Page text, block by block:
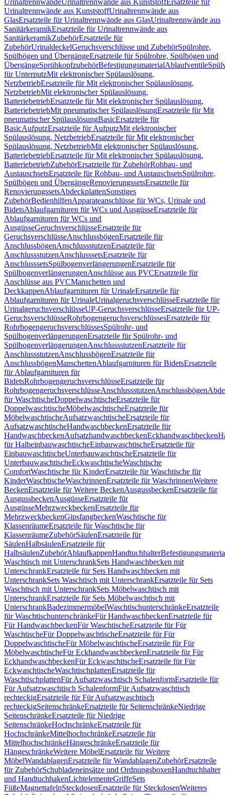
UrinaltrennwändeUrinaltrennwände aus KunststoffErsatzteile für
Urinaltrennwände aus KunststoffUrinaltrennwände aus
GlasErsatzteile für Urinaltrennwände aus GlasUrinaltrennwände aus
SanitärkeramikErsatzteile für Urinaltrennwände aus
SanitärkeramikZubehörErsatzteile für
ZubehörUrinaldeckelGeruchsverschlüsse und ZubehörSpülrohre,
Spülbögen und ÜbergängeErsatzteile für Spülrohre, Spülbögen und
ÜbergängeSprühkopfzubehörBefestigungsmaterialAblaufventile
für UnterputzMit elektronischer Spülauslösung,
NetzbetriebErsatzteile für Mit elektronischer Spülauslösung,
NetzbetriebMit elektronischer Spülauslösung,
BatteriebetriebErsatzteile für Mit elektronischer Spülauslösung,
BatteriebetriebMit pneumatischer SpülauslösungErsatzteile für Mit
pneumatischer SpülauslösungBasicErsatzteile für
BasicAufputzErsatzteile für AufputzMit elektronischer
Spülauslösung, NetzbetriebErsatzteile für Mit elektronischer
Spülauslösung, NetzbetriebMit elektronischer Spülauslösung,
BatteriebetriebErsatzteile für Mit elektronischer Spülauslösung,
BatteriebetriebZubehörErsatzteile für ZubehörRohbau- und
AustauschsetsErsatzteile für Rohbau- und AustauschsetsSpülrohre,
Spülbögen und ÜbergängeRenovierungssetsErsatzteile für
RenovierungssetsAbdeckplattenSonstiges
ZubehörBedienhilfenApparateanschlüsse für WCs, Urinale und
BidetsAblaufgarnituren für WCs und AusgüsseErsatzteile für
Ablaufgarnituren für WCs und
AusgüsseGeruchsverschlüsseErsatzteile für
GeruchsverschlüsseAnschlussbögenErsatzteile für
AnschlussbögenAnschlussstutzenErsatzteile für
AnschlussstutzenAnschlusssetsErsatzteile für
AnschlusssetsSpülbogenverlängerungenErsatzteile für
SpülbogenverlängerungenAnschlüsse aus PVCErsatzteile für
Anschlüsse aus PVCManschetten und
DeckkappenAblaufgarnituren für UrinaleErsatzteile für
Ablaufgarnituren für UrinaleUrinalgeruchsverschlüsseErsatzteile für
UrinalgeruchsverschlüsseUP-GeruchsverschlüsseErsatzteile für UP-
GeruchsverschlüsseRohrbogengeruchsverschlüssesErsatzteile für
RohrbogengeruchsverschlüssesSpülrohr- und
SpülbogenverlängerungenErsatzteile für Spülrohr- und
SpülbogenverlängerungenAnschlussstutzenErsatzteile für
AnschlussstutzenAnschlussbögenErsatzteile für
AnschlussbögenManschettenAblaufgarnituren für BidetsErsatzteile
für Ablaufgarnituren für
BidetsRohrbogengeruchsverschlüsseErsatzteile für
RohrbogengeruchsverschlüsseAnschlussstutzenAnschlussbögen
für WaschtischeDoppelwaschtischeErsatzteile für
DoppelwaschtischeMöbelwaschtischeErsatzteile für
MöbelwaschtischeAufsatzwaschtischeErsatzteile für
AufsatzwaschtischeHandwaschbeckenErsatzteile für
HandwaschbeckenAufsatzhandwaschbeckenEckhandwaschbecken
für HalbeinbauwaschtischeEinbauwaschtischeErsatzteile für
EinbauwaschtischeUnterbauwaschtischeErsatzteile für
UnterbauwaschtischeEckwaschtischeWaschtische
ComfortWaschtische für KinderErsatzteile für Waschtische für
KinderWaschtischeWaschrinnenErsatzteile für WaschrinnenWeitere
BeckenErsatzteile für Weitere BeckenAusgussbeckenErsatzteile für
AusgussbeckenAusgüsseErsatzteile für
AusgüsseMehrzweckbeckenErsatzteile für
MehrzweckbeckenGipsfangbeckenWaschtische für
KlassenräumeErsatzteile für Waschtische für
KlassenräumeZubehörSäulenErsatzteile für
SäulenHalbsäulenErsatzteile für
HalbsäulenZubehörAblaufkappenHandtuchhalter
Waschtisch mit UnterschrankSets Handwaschbecken mit
UnterschrankErsatzteile für Sets Handwaschbecken mit
UnterschrankSets Waschtisch mit UnterschrankErsatzteile für Sets
Waschtisch mit UnterschrankSets Möbelwaschtisch mit
UnterschrankErsatzteile für Sets Möbelwaschtisch mit
UnterschrankBadezimmermöbelWaschtischunterschränkeErsatzteile
für WaschtischunterschränkeFür HandwaschbeckenErsatzteile für
Für HandwaschbeckenFür WaschtischeErsatzteile für Für
WaschtischeFür DoppelwaschtischeErsatzteile für Für
DoppelwaschtischeFür MöbelwaschtischeErsatzteile für Für
MöbelwaschtischeFür EckhandwaschbeckenErsatzteile für Für
EckhandwaschbeckenFür EckwaschtischeErsatzteile für Für
EckwaschtischeWaschtischplattenErsatzteile für
WaschtischplattenFür Aufsatzwaschtisch SchalenformErsatzteile für
Für Aufsatzwaschtisch SchalenformFür Aufsatzwaschtisch
rechteckigErsatzteile für Für Aufsatzwaschtisch
rechteckigSeitenschränkeErsatzteile für SeitenschränkeNiedrige
SeitenschränkeErsatzteile für Niedrige
SeitenschränkeHochschränkeErsatzteile für
HochschränkeMittelhochschränkeErsatzteile für
MittelhochschränkeHängeschränkeErsatzteile für
HängeschränkeWeitere MöbelErsatzteile für Weitere
MöbelWandablagenErsatzteile für WandablagenZubehörErsatzteile
für ZubehörSchubladeneinsätze und OrdnungsboxenHandtuchhalter
und HandtuchhakenLichtelementeGriffeSets
FüßeMagnettafelnSteckdosenErsatzteile für SteckdosenWeiteres